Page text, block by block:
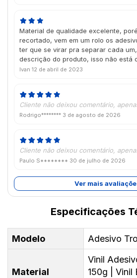
Material de qualidade excelente,
recortado, vem em um rolo os
ter que se virar pra separar cada
descrição do produto, isso não está
Ivan 12 de abril de 2023
Cliente não deixou comentário,
Rodrigo******** 3 de agosto de 2026
Cliente não deixou comentário,
Paulo S******** 30 de julho de 2026
Ver mais
Especificações
Modelo Adesivo
Material
Vinil
150g | Vinil